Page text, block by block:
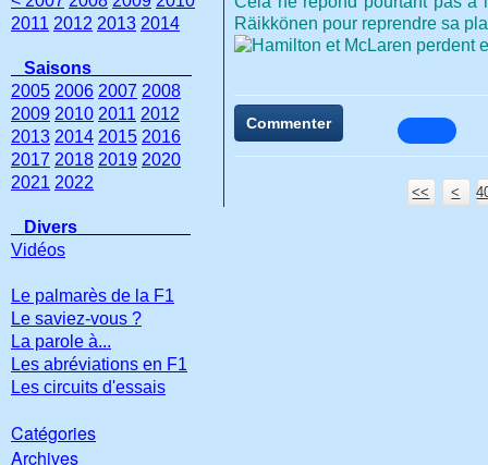
Räikkönen pour reprendre sa
Commenter
<< <
2011 2012 2013 2014
Saisons
2005 2006 2007 2008
2009 2010 2011 2012
2013 2014 2015 2016
2017 2018 2019 2020
2021 2022
Divers
Vidéos
Le palmarès de la F1
Le saviez-vous ?
La parole à...
Les abréviations en F1
Les circuits d'essais
Catégories
Archives